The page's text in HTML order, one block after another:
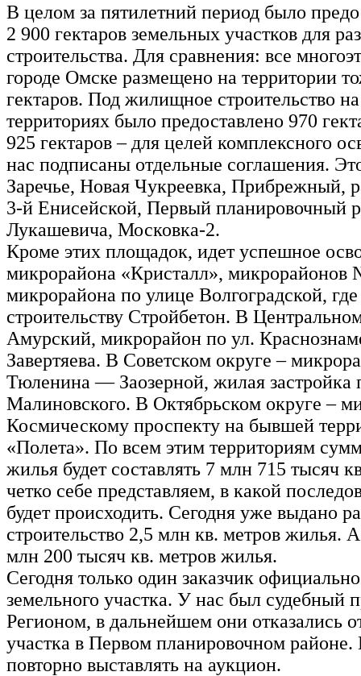
В целом за пятилетний период было
2 900 гектаров земельных участков для
строительства. Для сравнения: все
городе Омске размещено на территории
гектаров. Под жилищное строительство
территориях было предоставлено 970
925 гектаров – для целей комплексного
нас подписаны отдельные соглашения.
Заречье, Новая Чукреевка, Прибрежный,
3-й Енисейской, Первый планировочный
Лукашевича, Московка-2.
Кроме этих площадок, идет успешное
микрорайона «Кристалл»,
микрорайона по улице Волгоградской,
строительству Стройбетон. В
Амурский, микрорайон по ул.
Завертяева. В Советском округе –
Тюленина — Заозерной, жилая застройка
Малиновского. В Октябрьском округе –
Космическому проспекту на бывшей
«Полета». По всем этим территориям
жилья будет составлять 7 млн 715 тысяч
четко себе представляем, в какой
будет происходить. Сегодня уже выдано
строительство 2,5 млн кв. метров жилья.
млн 200 тысяч кв. метров жилья.
Сегодня только один заказчик официально
земельного участка. У нас был судебный
Регионом, в дальнейшем они отказались
участка в Первом планировочном
повторно выставлять на аукцион.